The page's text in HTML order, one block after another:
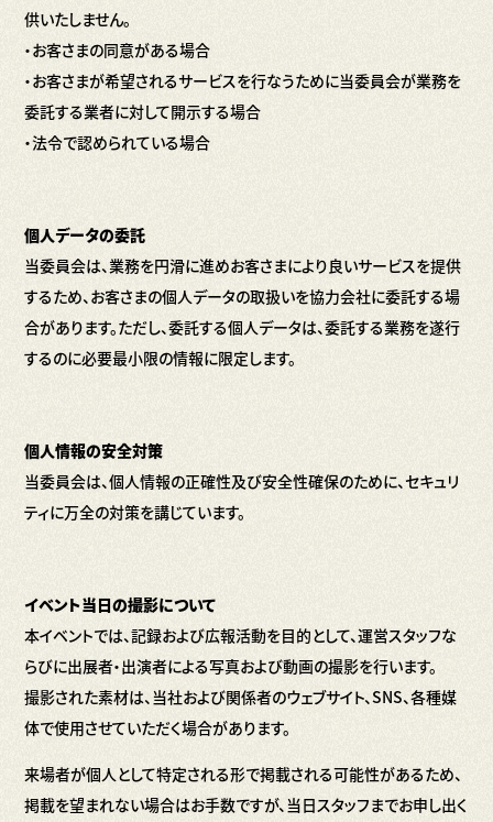
供いたしません。
・お客さまの同意がある場合
・お客さまが希望されるサービスを行なうために当委員会が業務を
委託する業者に対して開示する場合
・法令で認められている場合
個人データの委託
当委員会は、業務を円滑に進めお客さまにより良いサービスを提供
するため、お客さまの個人データの取扱いを協力会社に委託する場
合があります。ただし、委託する個人データは、委託する業務を遂行
するのに必要最小限の情報に限定します。
個人情報の安全対策
当委員会は、個人情報の正確性及び安全性確保のために、セキュリ
ティに万全の対策を講じています。
イベント当日の撮影について
本イベントでは、記録および広報活動を目的として、運営スタッフな
らびに出展者・出演者による写真および動画の撮影を行います。
撮影された素材は、当社および関係者のウェブサイト、SNS、各種媒
体で使用させていただく場合があります。
来場者が個人として特定される形で掲載される可能性があるため、
掲載を望まれない場合はお手数ですが、当日スタッフまでお申し出く